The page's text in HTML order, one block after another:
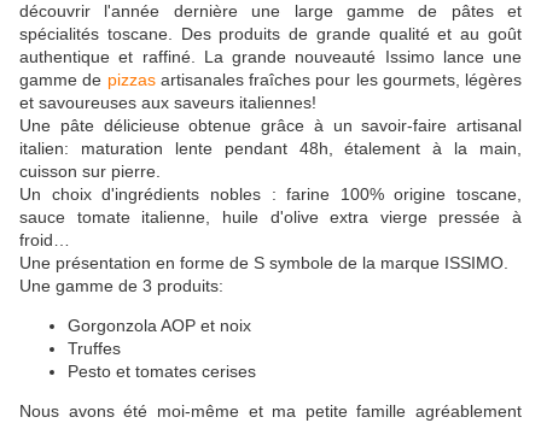
découvrir l'année dernière une large gamme de pâtes et
spécialités toscane. Des produits de grande qualité et au goût
authentique et raffiné. La grande nouveauté Issimo lance une
gamme de pizzas artisanales fraîches pour les gourmets, légères
et savoureuses aux saveurs italiennes!
Une pâte délicieuse obtenue grâce à un savoir-faire artisanal
italien: maturation lente pendant 48h, étalement à la main,
cuisson sur pierre.
Un choix d'ingrédients nobles : farine 100% origine toscane,
sauce tomate italienne, huile d'olive extra vierge pressée à
froid…
Une présentation en forme de S symbole de la marque ISSIMO.
Une gamme de 3 produits:
Gorgonzola AOP et noix
Truffes
Pesto et tomates cerises
Nous avons été moi-même et ma petite famille agréablement